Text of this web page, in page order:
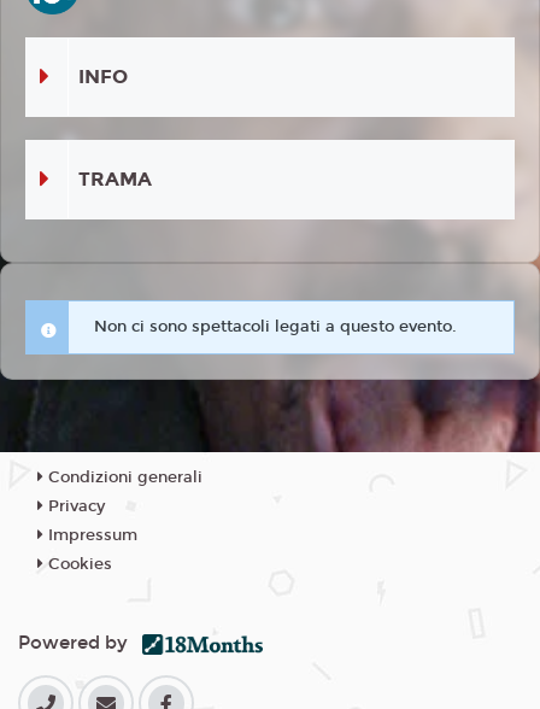
INFO
TRAMA
Non ci sono spettacoli legati a questo evento.
Condizioni generali
Privacy
Impressum
Cookies
Powered by